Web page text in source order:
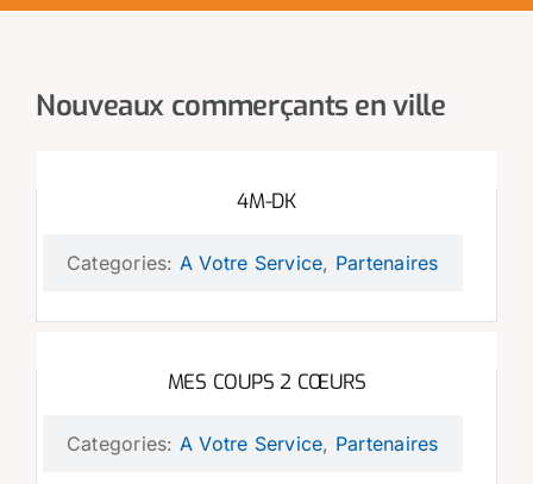
Nouveaux commerçants en ville
4M-DK
Categories: A Votre Service, Partenaires
MES COUPS 2 CŒURS
Categories: A Votre Service, Partenaires